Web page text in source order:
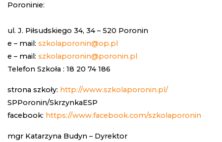
Poroninie:
ul. J. Piłsudskiego 34, 34 – 520 Poronin
e – mail: szkolaporonin@op.pl
e – mail: szkolaporonin@poronin.pl
Telefon Szkoła : 18 20 74 186
strona szkoły: http://www.szkolaporonin.pl/
SPPoronin/SkrzynkaESP
facebook: https://www.facebook.com/szkolaporonin
mgr Katarzyna Budyn – Dyrektor